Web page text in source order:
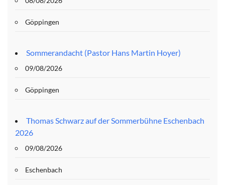
Göppingen
Sommerandacht (Pastor Hans Martin Hoyer)
09/08/2026
Göppingen
Thomas Schwarz auf der Sommerbühne Eschenbach
2026
09/08/2026
Eschenbach